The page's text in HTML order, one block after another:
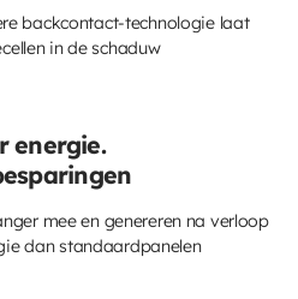
backcontact-technologie laat
in de schaduw
energie.
mee en genereren na verloop
dan standaardpanelen